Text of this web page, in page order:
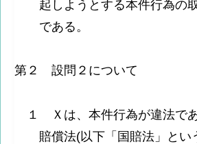
起しようとする本件行為の
である。
第２ 設問２について
１ Ｘは、本件行為が違法で
賠償法(以下「国賠法」とい